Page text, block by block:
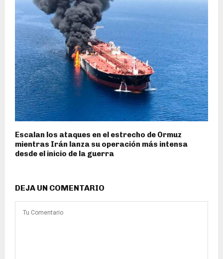
Escalan los ataques en el estrecho de Ormuz
mientras Irán lanza su operación más intensa
desde el inicio de la guerra
DEJA UN COMENTARIO